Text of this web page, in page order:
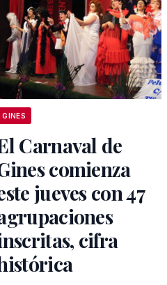
GINES
Carnaval de
comienza
jueves con 47
cifra